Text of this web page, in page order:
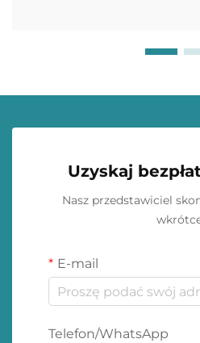
Uzyskaj
Nasz przedstawiciel
E-mail
Telefon/WhatsApp